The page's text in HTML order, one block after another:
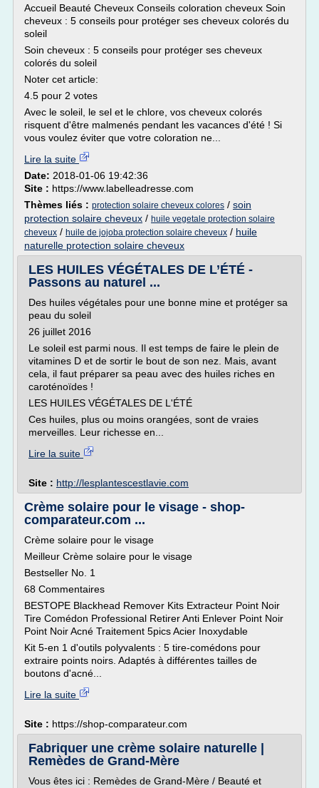
Accueil Beauté Cheveux Conseils coloration cheveux Soin
cheveux : 5 conseils pour protéger ses cheveux colorés du
soleil
Soin cheveux : 5 conseils pour protéger ses cheveux
colorés du soleil
Noter cet article:
4.5 pour 2 votes
Avec le soleil, le sel et le chlore, vos cheveux colorés
risquent d'être malmenés pendant les vacances d'été ! Si
vous voulez éviter que votre coloration ne...
Lire la suite
Date: 2018-01-06 19:42:36
Site : https://www.labelleadresse.com
Thèmes liés : protection solaire cheveux colores / soin
protection solaire cheveux / huile vegetale protection solaire
cheveux / huile de jojoba protection solaire cheveux / huile
naturelle protection solaire cheveux
LES HUILES VÉGÉTALES DE L’ÉTÉ -
Passons au naturel ...
Des huiles végétales pour une bonne mine et protéger sa
peau du soleil
26 juillet 2016
Le soleil est parmi nous. Il est temps de faire le plein de
vitamines D et de sortir le bout de son nez. Mais, avant
cela, il faut préparer sa peau avec des huiles riches en
caroténoïdes !
LES HUILES VÉGÉTALES DE L'ÉTÉ
Ces huiles, plus ou moins orangées, sont de vraies
merveilles. Leur richesse en...
Lire la suite
Site : http://lesplantescestlavie.com
Crème solaire pour le visage - shop-
comparateur.com ...
Crème solaire pour le visage
Meilleur Crème solaire pour le visage
Bestseller No. 1
68 Commentaires
BESTOPE Blackhead Remover Kits Extracteur Point Noir
Tire Comédon Professional Retirer Anti Enlever Point Noir
Point Noir Acné Traitement 5pics Acier Inoxydable
Kit 5-en 1 d'outils polyvalents : 5 tire-comédons pour
extraire points noirs. Adaptés à différentes tailles de
boutons d'acné...
Lire la suite
Site : https://shop-comparateur.com
Fabriquer une crème solaire naturelle |
Remèdes de Grand-Mère
Vous êtes ici : Remèdes de Grand-Mère / Beauté et